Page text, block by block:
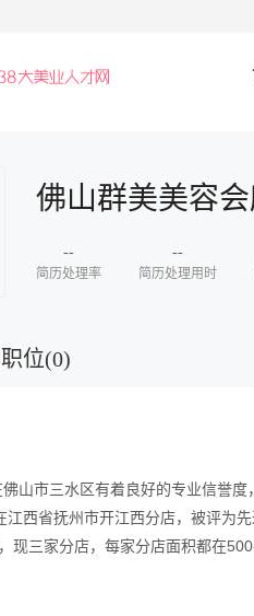
佛山群美美容
--
简历处理率
--
简历处理用时
位(0)
山市三水区有着良好的专业信誉
江西省抚州市开江西分店，被评为
现三家分店，每家分店面积都在